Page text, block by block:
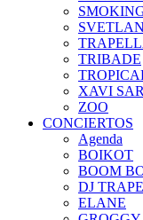
TRIBADE
XAVI
ZOO
CONCIERTOS
Agenda
BOIKOT
BOOM
DJ
ELANE